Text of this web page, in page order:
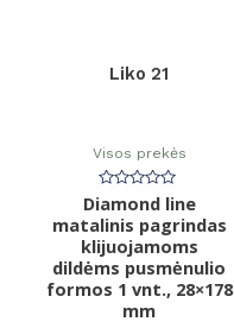
Liko 21
Visos prekės
Įvertinimas:
0
iš
5
Diamond line
matalinis pagrindas
klijuojamoms
dildėms pusmėnulio
formos 1 vnt., 28×178
mm